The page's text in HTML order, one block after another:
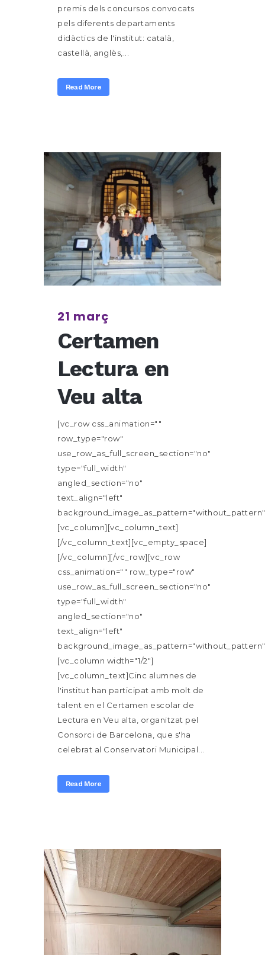
premis dels concursos convocats
pels diferents departaments
didàctics de l'institut: català,
castellà, anglès,...
Read More
21 març
Certamen
Lectura en
Veu alta
[vc_row css_animation=""
row_type="row"
use_row_as_full_screen_section="no"
type="full_width"
angled_section="no"
text_align="left"
[vc_column][vc_column_text]
[/vc_column_text][vc_empty_space]
[/vc_column][/vc_row][vc_row
css_animation="" row_type="row"
use_row_as_full_screen_section="no"
type="full_width"
angled_section="no"
text_align="left"
[vc_column width="1/2"]
[vc_column_text]Cinc alumnes de
l'institut han participat amb molt de
talent en el Certamen escolar de
Lectura en Veu alta, organitzat pel
Consorci de Barcelona, que s'ha
celebrat al Conservatori Municipal...
Read More